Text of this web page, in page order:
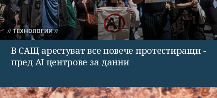
ТЕХНОЛОГИИ
В САЩ арестуват все повече протестиращи -
пред AI центрове за данни